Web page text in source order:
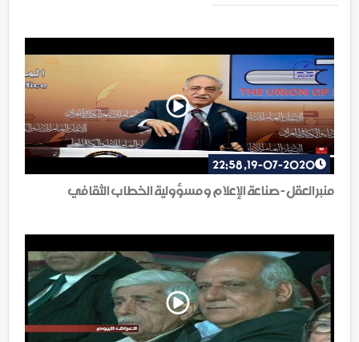
19-07-2020, 22:58
منبر العقل - صناعة الإعلام و مسؤولية الخطاب الثقافي